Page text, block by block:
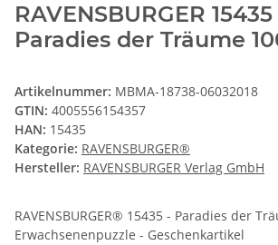
RAVENSBURGER
Paradies der Träume
Artikelnummer: MBMA-18738-06032018
GTIN: 4005556154357
HAN: 15435
Kategorie: RAVENSBURGER®
Hersteller: RAVENSBURGER Verlag GmbH
RAVENSBURGER® 15435 - Paradies der
Erwachsenenpuzzle - Geschenkartikel